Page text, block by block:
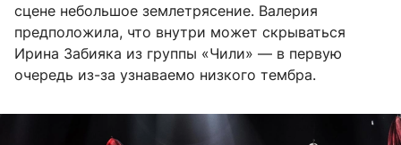
сцене небольшое землетрясение. Валерия
предположила, что внутри может скрываться
Ирина Забияка из группы «Чили» — в первую
очередь из-за узнаваемо низкого тембра.